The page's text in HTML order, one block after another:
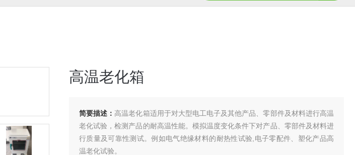
高温老化箱
简要描述： 高温老化箱适用于对大型电工电子及其他产品、零部件及材料进行高温
老化试验，检测产品的耐高温性能。模拟温度变化条件下对产品、零部件及材料进
行质量及可靠性测试。例如电气绝缘材料的耐热性试验,电子零配件、塑化产品高
温老化试验。